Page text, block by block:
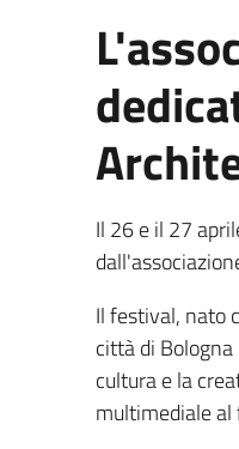
Il 26 e il 27
Il festival, nato
città di
cultura e la
multimediale al